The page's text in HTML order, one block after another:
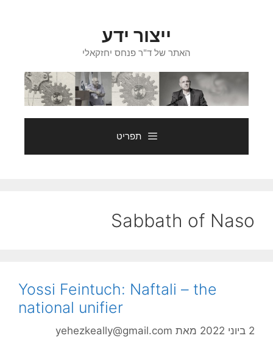
ייצור ידע
האתר של ד"ר פנחס יחזקאלי
תפריט
Sabbath of Naso
Yossi Feintuch: Naftali – the
national unifier
2 ביוני 2022 מאת yehezkeally@gmail.com